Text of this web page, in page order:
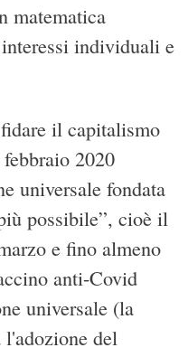
matematica
individuali e
il capitalismo
2020
universale fondata
possibile”, cioè il
e fino almeno
anti-Covid
universale (la
l'adozione del